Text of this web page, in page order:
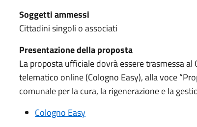
Soggetti ammessi
Cittadini singoli o associati
Presentazione della proposta
La proposta ufficiale dovrà essere trasmessa
telematico online (Cologno Easy), alla voce
comunale per la cura, la rigenerazione e la
Cologno Easy